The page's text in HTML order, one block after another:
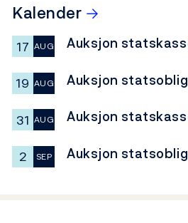
Kalender →
17 AUG Auksjon
19 AUG Auksjon
31 AUG Auksjon
2 SEP Auksjon